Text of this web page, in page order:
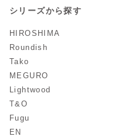
シリーズから探す
HIROSHIMA
Roundish
Tako
MEGURO
Lightwood
T&O
Fugu
EN